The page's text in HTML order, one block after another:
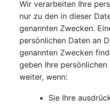
Wir verarbeiten Ihre
nur zu den in dieser
genannten Zwecken.
persönlichen Daten an
genannten Zwecken
geben Ihre
weiter, wenn:
Sie Ihre